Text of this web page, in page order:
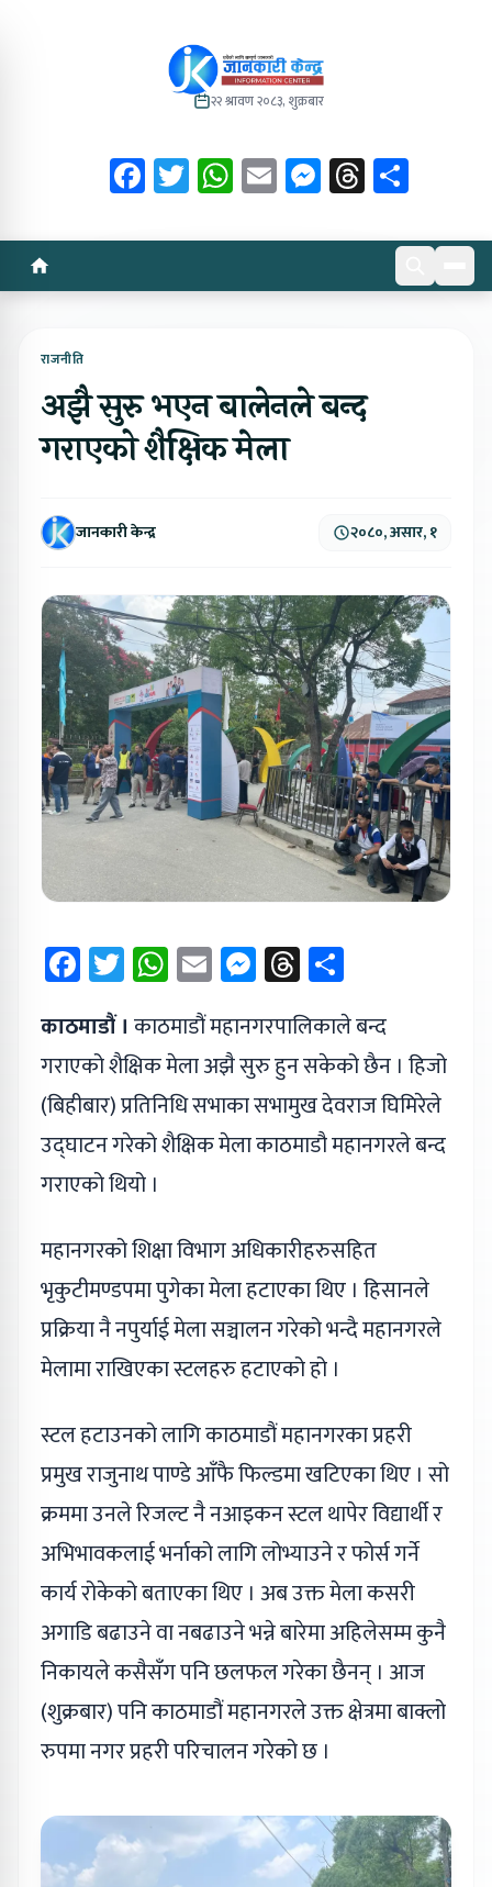
२२ श्रावण २०८३, शुक्रबार
Facebook
Twitter
WhatsApp
EmailMessenger
Threads
राजनीति
अझै सुरु भएन बालेनले बन्द
गराएको शैक्षिक मेला
जानकारी केन्द्र २०८०, असार, १
Facebook
Twitter
WhatsApp
EmailMessenger
Threads
काठमाडौं । काठमाडौं महानगरपालिकाले बन्द
गराएको शैक्षिक मेला अझै सुरु हुन सकेको छैन । हिजो
(बिहीबार) प्रतिनिधि सभाका सभामुख देवराज घिमिरेले
उद्घाटन गरेको शैक्षिक मेला काठमाडौ महानगरले बन्द
गराएको थियो ।
महानगरको शिक्षा विभाग अधिकारीहरुसहित
भृकुटीमण्डपमा पुगेका मेला हटाएका थिए । हिसानले
प्रक्रिया नै नपुर्याई मेला सञ्चालन गरेको भन्दै महानगरले
मेलामा राखिएका स्टलहरु हटाएको हो ।
स्टल हटाउनको लागि काठमाडौं महानगरका प्रहरी
प्रमुख राजुनाथ पाण्डे आँफै फिल्डमा खटिएका थिए । सो
क्रममा उनले रिजल्ट नै नआइकन स्टल थापेर विद्यार्थी र
अभिभावकलाई भर्नाको लागि लोभ्याउने र फोर्स गर्ने
कार्य रोकेको बताएका थिए । अब उक्त मेला कसरी
अगाडि बढाउने वा नबढाउने भन्ने बारेमा अहिलेसम्म कुनै
निकायले कसैसँग पनि छलफल गरेका छैनन् । आज
(शुक्रबार) पनि काठमाडौं महानगरले उक्त क्षेत्रमा बाक्लो
रुपमा नगर प्रहरी परिचालन गरेको छ ।